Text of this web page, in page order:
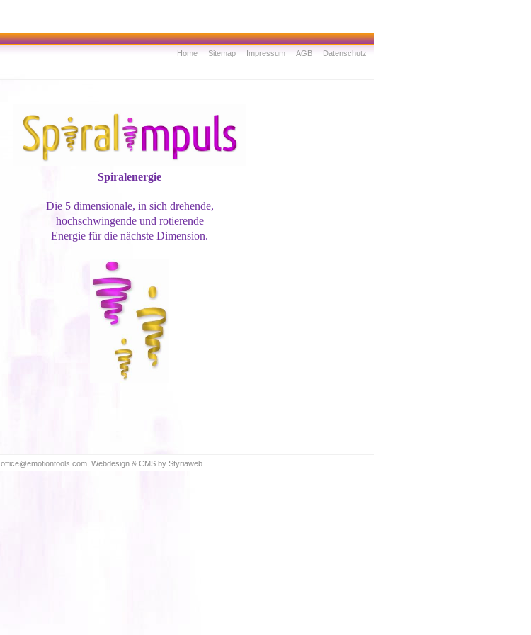
Home Sitemap Impressum AGB Datenschutz
Spiralenergie
Die 5 dimensionale, in sich drehende,
hochschwingende und rotierende
Energie für die nächste Dimension.
office@emotiontools.com, Webdesign & CMS by Styriaweb